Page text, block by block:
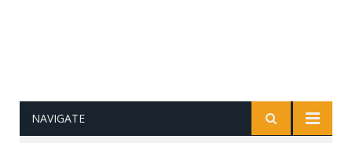
NAVIGATE